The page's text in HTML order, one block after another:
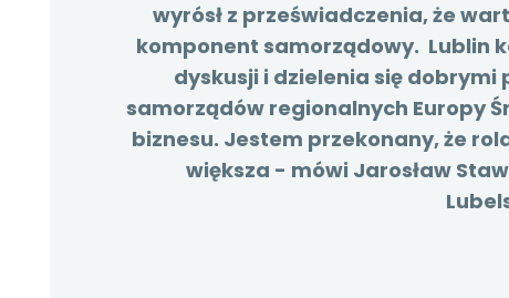
wyrósł z przeświadczenia, że
komponent samorządowy. Lublin
dyskusji i dzielenia się
samorządów regionalnych Europy
biznesu. Jestem przekonany, że
większa - mówi Jarosław